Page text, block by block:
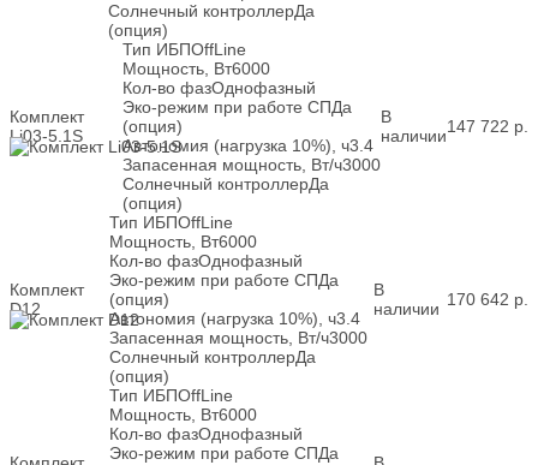
Солнечный контроллерДа
(опция)
Комплект
Li03-5.1S
Тип ИБПOffLine
Мощность, Вт6000
Кол-во фазОднофазный
Эко-режим при работе СПДа
(опция)
Автономия (нагрузка 10%), ч3.4
Запасенная мощность, Вт/ч3000
Солнечный контроллерДа
(опция)
В
наличии147 722 р.
Комплект
D12
Тип ИБПOffLine
Мощность, Вт6000
Кол-во фазОднофазный
Эко-режим при работе СПДа
(опция)
Автономия (нагрузка 10%), ч3.4
Запасенная мощность, Вт/ч3000
Солнечный контроллерДа
(опция)
В
наличии 170 642 р.
Тип ИБПOffLine
Мощность, Вт6000
Кол-во фазОднофазный
Эко-режим при работе СПДа